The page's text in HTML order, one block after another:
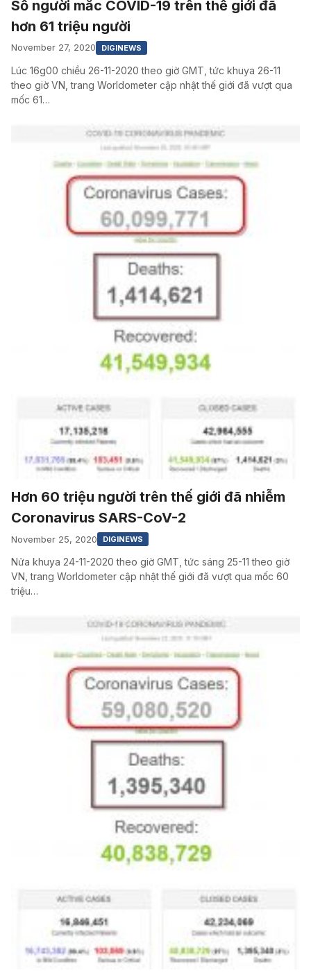
Số người mắc COVID-19 trên thế giới đã
hơn 61 triệu người
November 27, 2020 DIGINEWS
Lúc 16g00 chiều 26-11-2020 theo giờ GMT, tức khuya 26-11
theo giờ VN, trang Worldometer cập nhật thế giới đã vượt qua
mốc 61…
Hơn 60 triệu người trên thế giới đã nhiễm
Coronavirus SARS-CoV-2
November 25, 2020 DIGINEWS
Nửa khuya 24-11-2020 theo giờ GMT, tức sáng 25-11 theo giờ
VN, trang Worldometer cập nhật thế giới đã vượt qua mốc 60
triệu…